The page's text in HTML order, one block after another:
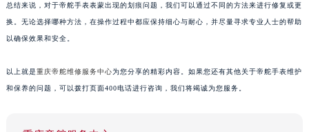
总结来说，对于帝舵手表表蒙出现的划痕问题，我们可以通过不同的方法来进行修复或更
换。无论选择哪种方法，在操作过程中都应保持细心与耐心，并尽量寻求专业人士的帮助
以确保效果和安全。
以上就是重庆帝舵维修服务中心为您分享的精彩内容。如果您还有其他关于帝舵手表维护
和保养的问题，可以拨打页面400电话进行咨询，我们将竭诚为您服务。